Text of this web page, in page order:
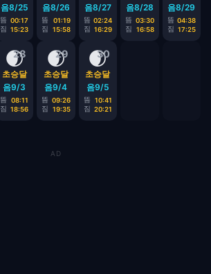
음8/25
뜸 00:17
짐 15:23
음8/26
뜸
01:19
짐
15:58
음8/27
뜸 02:24
짐 16:29
음8/28
뜸 03:30
짐
16:58
음8/29
뜸 04:38
짐 17:25
28
🌒
초승달
음9/3
뜸
08:11
짐 18:56
29
🌒
초승달
음9/4
뜸 09:26
짐
19:35
30
🌒
초승달
음9/5
뜸
10:41
짐 20:21
AD